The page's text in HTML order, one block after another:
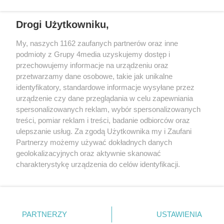
interwencję.
Społecznego i Centrum Usług
Społecznych podpisały
porozumienie, które ma ułatwić
im wejście w samodzielne, dorosłe
życie.
REKLAMA
Reklama Kontakt
Informacja o Nadawcy
Szukaj
Drogi Użytkowniku,
My, naszych 1162 zaufanych partnerów oraz inne
podmioty z Grupy 4media uzyskujemy dostęp i
przechowujemy informacje na urządzeniu oraz
przetwarzamy dane osobowe, takie jak unikalne
identyfikatory, standardowe informacje wysyłane przez
urządzenie czy dane przeglądania w celu zapewniania
spersonalizowanych reklam, wybór spersonalizowanych
treści, pomiar reklam i treści, badanie odbiorców oraz
ulepszanie usług. Za zgodą Użytkownika my i Zaufani
Partnerzy możemy używać dokładnych danych
geolokalizacyjnych oraz aktywnie skanować
charakterystykę urządzenia do celów identyfikacji.
zmienić/wycofać klikając przycisk ustawień prywatności
znajdujący się w lewym dolnym rogu strony
. Niektóre
PARTNERZY USTAWIENIA